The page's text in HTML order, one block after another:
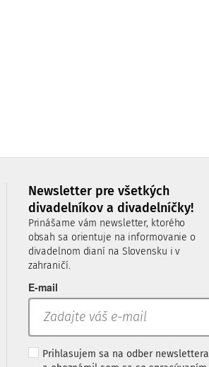
Newsletter pre všetkých
divadelníkov a divadelníčky!
Prinášame vám newsletter, ktorého
obsah sa orientuje na informovanie o
divadelnom dianí na Slovensku i v
zahraničí.
E-mail
Prihlasujem sa na odber newslettera